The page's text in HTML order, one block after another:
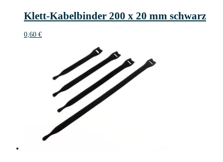
Klett-Kabelbinder 200 x 20 mm schwarz
0,60 €